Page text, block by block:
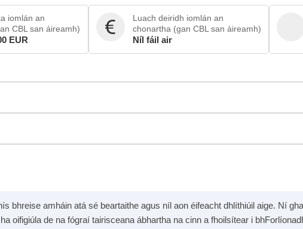
iomlán an
CBL san áireamh)
EUR
Luach deiridh iomlán an
chonartha (gan CBL san áireamh)
Níl fáil air
bhreise amháin atá sé beartaithe agus níl aon éifeacht dhlíthiúil aige. Ní
oifigiúla de na fógraí tairisceana ábhartha na cinn a fhoilsítear i